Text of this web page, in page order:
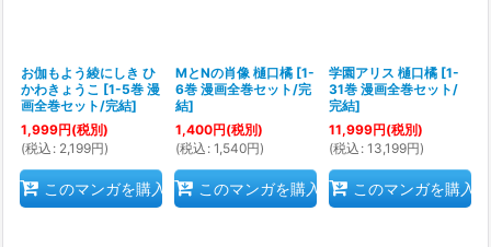
お伽もよう綾にしき ひ
かわきょうこ [1-5巻 漫
画全巻セット/完結]
1,999円(税別)
(税込 : 2,199円)
このマンガを購入
MとNの肖像 樋口橘 [1-
6巻 漫画全巻セット/完
結]
1,400円(税別)
(税込 : 1,540円)
このマンガを購入
学園アリス 樋口橘 [1-
31巻 漫画全巻セット/
完結]
11,999円(税別)
(税込 : 13,199円)
このマンガを購入